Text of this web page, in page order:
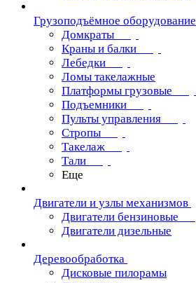
Грузоподъёмное оборудование
Домкраты
Краны и балки
Лебедки
Ломы такелажные
Платформы грузовые
Подъемники
Пульты управления
Стропы
Такелаж
Тали
Еще
Двигатели и узлы механизмов
Двигатели бензиновые
Двигатели дизельные
Деревообработка
Дисковые пилорамы